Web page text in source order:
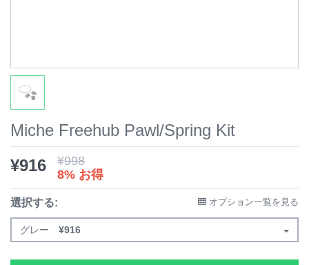
Miche Freehub Pawl/Spring Kit
¥916 ¥998
8% お得
選択する: オプション一覧を見る
グレー ¥916